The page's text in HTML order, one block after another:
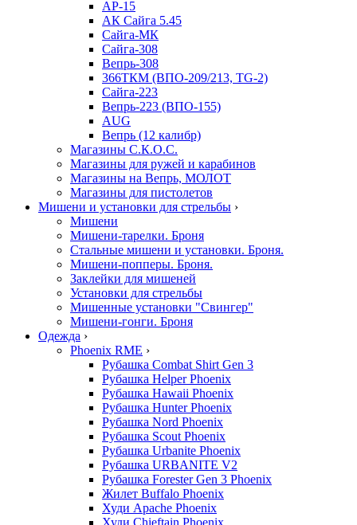
АР-15
АК Сайга 5.45
Сайга-МК
Сайга-308
Вепрь-308
366ТКМ (ВПО-209/213, TG-2)
Сайга-223
Вепрь-223 (ВПО-155)
AUG
Вепрь (12 калибр)
Магазины С.К.О.С.
Магазины для ружей и карабинов
Магазины на Вепрь, МОЛОТ
Магазины для пистолетов
Мишени и установки для стрельбы ›
Мишени
Мишени-тарелки. Броня
Стальные мишени и установки. Броня.
Мишени-попперы. Броня.
Заклейки для мишеней
Установки для стрельбы
Мишенные установки "Свингер"
Мишени-гонги. Броня
Одежда ›
Phoenix RME ›
Рубашка Combat Shirt Gen 3
Рубашка Helper Phoenix
Рубашка Hawaii Phoenix
Рубашка Hunter Phoenix
Рубашка Nord Phoenix
Рубашка Scout Phoenix
Рубашка Urbanite Phoenix
Рубашка URBANITE V2
Рубашка Forester Gen 3 Phoenix
Жилет Buffalo Phoenix
Худи Apache Phoenix
Худи Chieftain Phoenix